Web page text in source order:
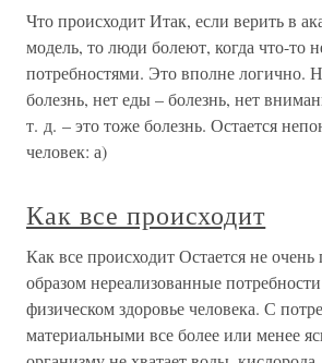
Что происходит Итак, если верить в
модель, то люди болеют, когда что-то
потребностями. Это вполне логично.
болезнь, нет еды – болезнь, нет
т. д. – это тоже болезнь. Остается
человек: а)
Как все происходит
Как все происходит Остается не
образом нереализованные
физическом здоровье человека. С
материальными все более или менее